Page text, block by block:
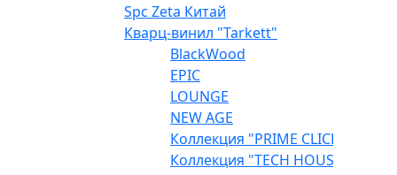
Spc Zeta Китай
Кварц-винил "Tarkett"
BlackWood
EPIC
LOUNGE
NEW AGE
Коллекция "PRIME CLICK"
Коллекция "TECH HOUSE"